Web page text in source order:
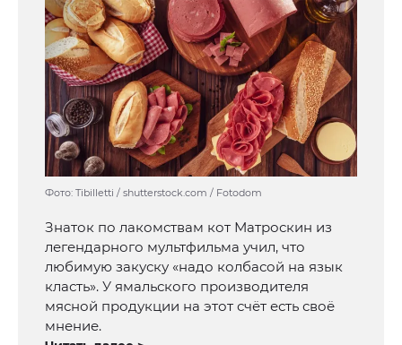
Фото: Tibilletti / shutterstock.com / Fotodom
Знаток по лакомствам кот Матроскин из
легендарного мультфильма учил, что
любимую закуску «надо колбасой на язык
класть». У ямальского производителя
мясной продукции на этот счёт есть своё
мнение.